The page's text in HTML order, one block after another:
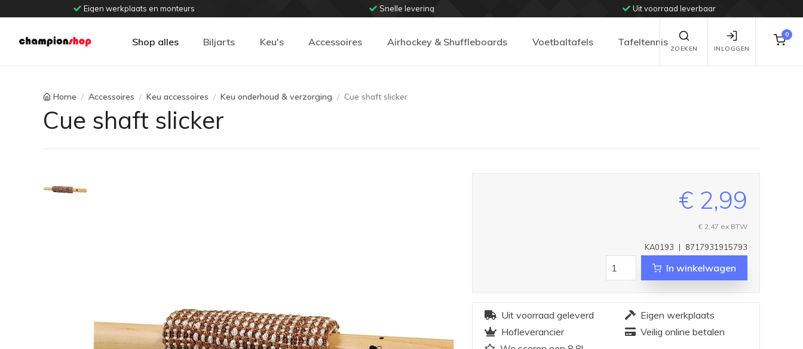
Eigen werkplaats en monteurs Snelle levering Uit voorraad leverbaar
Shop alles Biljarts Keu's Accessoires Airhockey & Shuffleboards Voetbaltafels Tafeltennis
ZOEKEN INLOGGEN
0
Home Accessoires Keu accessoires Keu onderhoud & verzorging Cue shaft slicker
Cue shaft slicker
€ 2,99
€ 2,47 ex BTW
8717931915793
|
KA0193
In winkelwagen
Uit voorraad geleverd
Eigen werkplaats
Hofleverancier
Veilig online betalen